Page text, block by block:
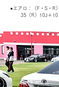
●エアロ：（F・S・
35（R）10J＋